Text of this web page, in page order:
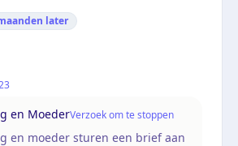
later
en MoederVerzoek om te stoppen
en moeder sturen een brief aan